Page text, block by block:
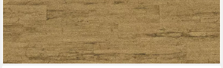
ab 24,99 € UVP41,45 €
(4,69 €/ 1 qm)
-40%
lieferbar - in 2-3 Werktagen bei dir
+1